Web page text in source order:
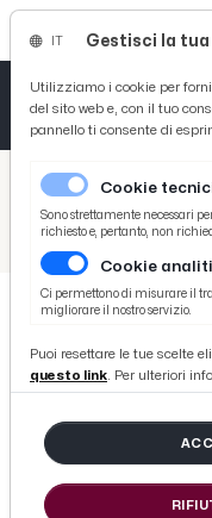
/
Strutture ospedaliere Ascoli Piceno e
Strutture
Piceno e
Acciarri: “I
saranno
Gestisci la tua
Utilizziamo i cookie per
del sito web e, con il tuo
pannello ti consente di
Cookie
Sono strettamente necessari
richiesto e, pertanto, non
Cookie
Ci permettono di misurare il
migliorare il nostro servizio.
Puoi resettare le tue scelte
questo link. Per ulteriori
Tutto News
Tutto Sport
Basket
Ciclismo
Tutto Curiosità